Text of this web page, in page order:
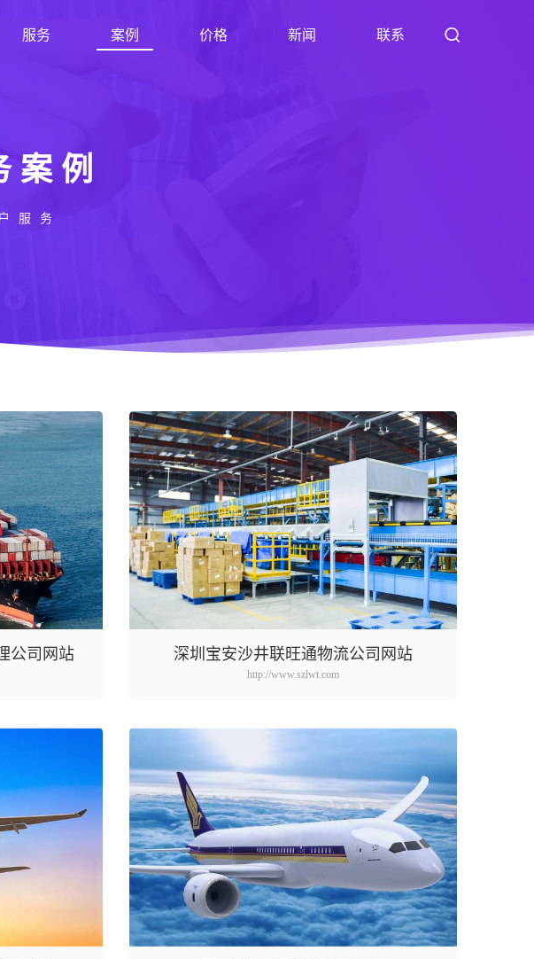
服务 案例 价格 新闻 联系
案例
服务
公司网站 深圳宝安沙井联旺通物流公司网站
http://www.szlwt.com